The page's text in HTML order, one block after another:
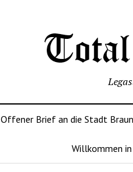
Offener Brief an die Stadt
Willkommen